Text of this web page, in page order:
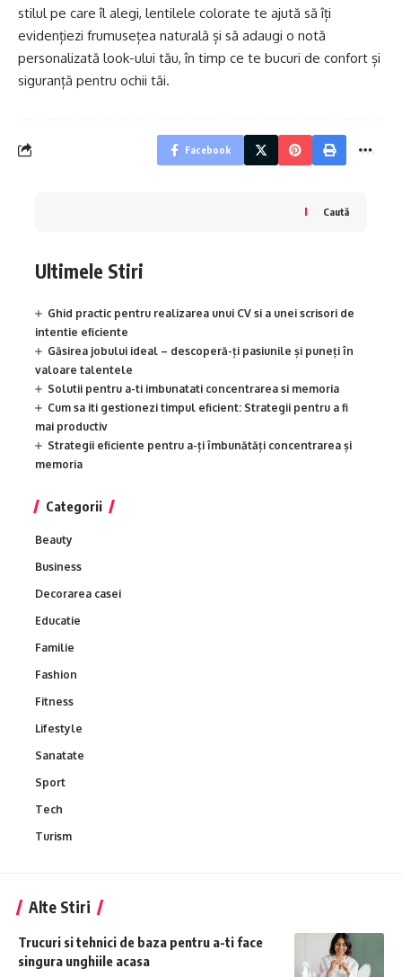
stilul pe care îl alegi, lentilele colorate te ajută să îți
evidențiezi frumusețea naturală și să adaugi o notă
personalizată look-ului tău, în timp ce te bucuri de confort și
siguranță pentru ochii tăi.
Facebook
Caută
Ultimele Stiri
Ghid practic pentru realizarea unui CV si a unei scrisori de
intentie eficiente
Găsirea jobului ideal – descoperă-ți pasiunile și puneți în
valoare talentele
Solutii pentru a-ti imbunatati concentrarea si memoria
Cum sa iti gestionezi timpul eficient: Strategii pentru a fi
mai productiv
Strategii eficiente pentru a-ți îmbunătăți concentrarea și
memoria
Categorii
Beauty
Business
Decorarea casei
Educatie
Familie
Fashion
Fitness
Lifestyle
Sanatate
Sport
Tech
Turism
Alte Stiri
Trucuri si tehnici de baza pentru a-ti face
singura unghiile acasa